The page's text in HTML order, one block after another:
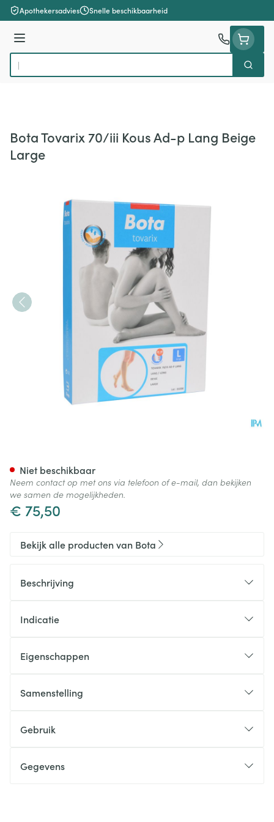
Ga naar de inhoud
Apothekersadvies Snelle beschikbaarheid
Menu
Product, merk, categorie...
Zoek
Bota Tovarix 70/iii Kous Ad-p Lang Beige
Large
€ 75,50
Niet beschikbaar
Neem contact op met ons via telefoon of e-mail, dan bekijken
we samen de mogelijkheden.
Bekijk alle producten van Bota
Beschrijving
Indicatie
Eigenschappen
Samenstelling
Gebruik
Gegevens